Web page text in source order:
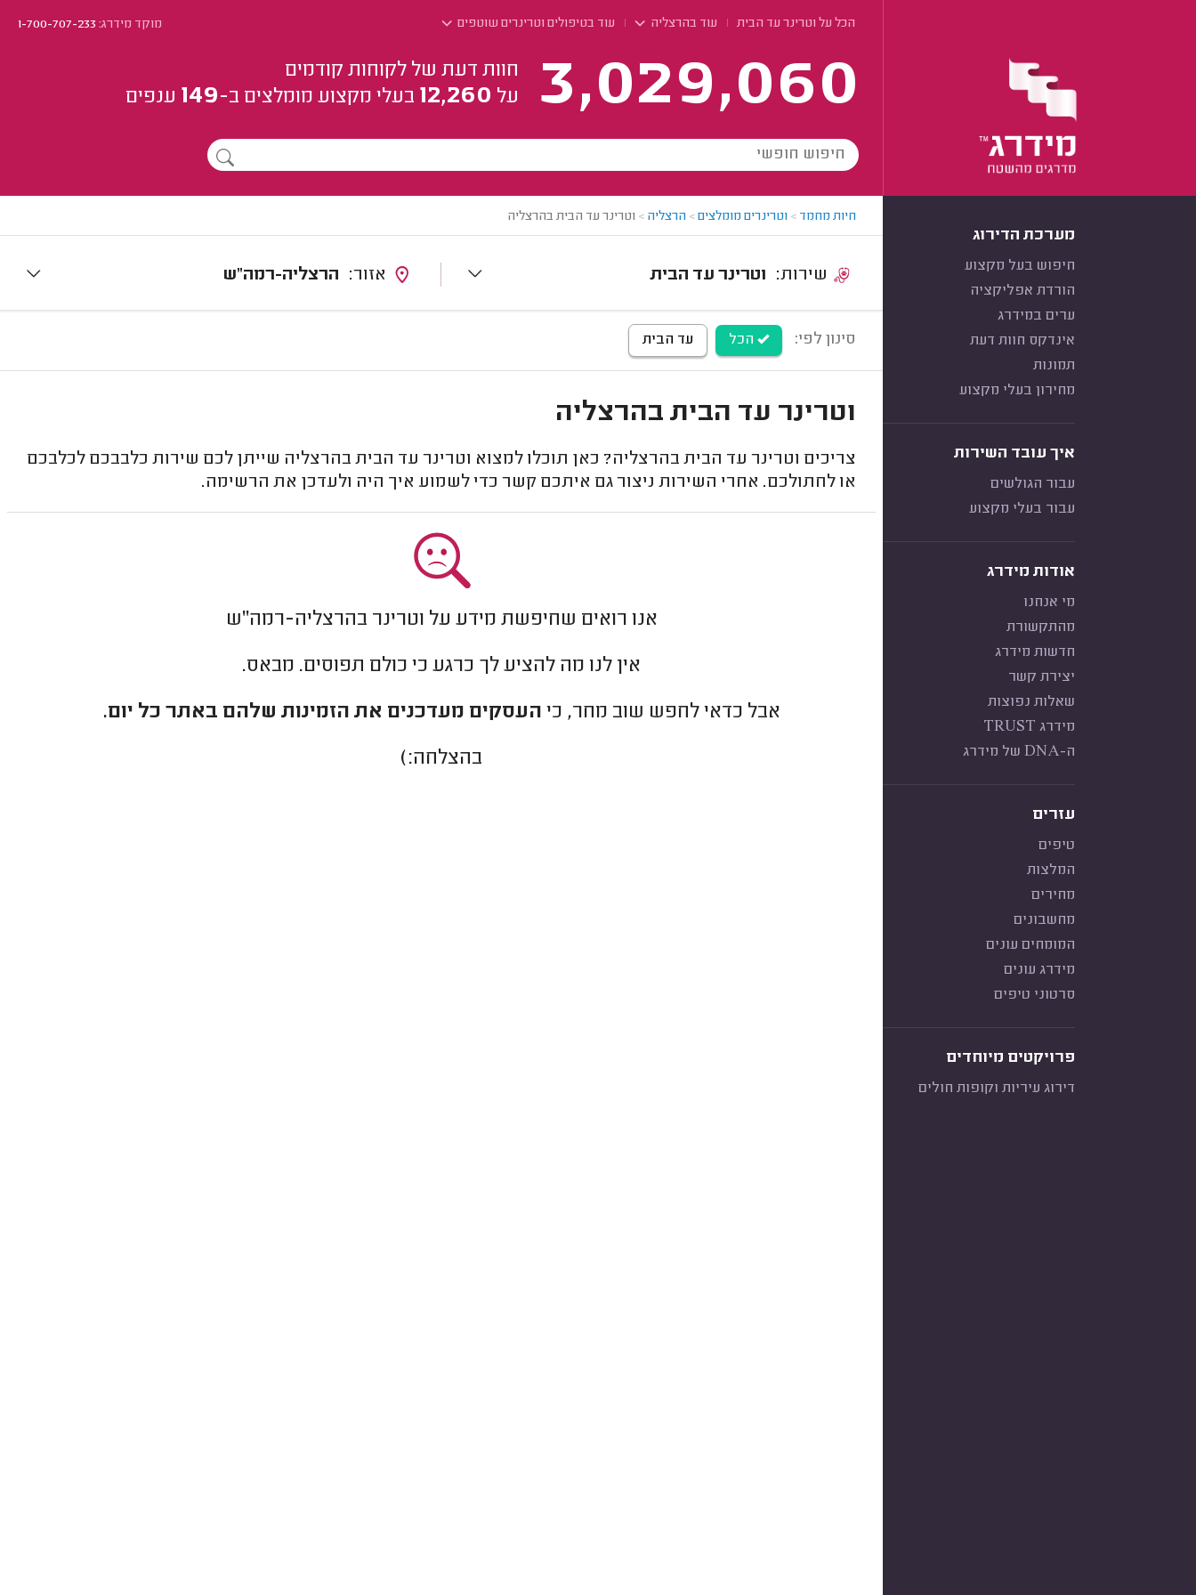
הכל על וטרינר עד הבית עוד בהרצליה עוד בטיפולים וטרינרים שוטפים מוקד מידרג:1-700-707-233
3,029,060
חוות דעת של לקוחות קודמים
על 12,260 בעלי מקצוע מומלצים ב-149 ענפים
מערכת הדירוג
חיפוש בעל מקצוע
הורדת אפליקציה
ערים במידרג
אינדקס חוות דעת
תמונות
מחירון בעלי מקצוע
איך עובד השירות
עבור הגולשים
עבור בעלי מקצוע
אודות מידרג
מי אנחנו
מהתקשורת
חדשות מידרג
יצירת קשר
שאלות נפוצות
מידרג TRUST
ה-DNA של מידרג
עזרים
טיפים
המלצות
מחירים
מחשבונים
המומחים עונים
מידרג עונים
סרטוני טיפים
פרויקטים מיוחדים
דירוג עיריות וקופות חולים
חיות מחמד > וטרינרים מומלצים> הרצליה > וטרינר עד הבית בהרצליה
וטרינר עד הבית הרצליה-רמה"ש
סינון לפי: הכל עד הבית
וטרינר עד הבית בהרצליה
צריכים וטרינר עד הבית בהרצליה? כאן תוכלו למצוא וטרינר עד הבית בהרצליה שייתן לכם שירות כלבבכם לכלבכם
או לחתולכם. אחרי השירות ניצור גם איתכם קשר כדי לשמוע איך היה ולעדכן את הרשימה.
אנו רואים שחיפשת מידע על וטרינר בהרצליה-רמה"ש
אין לנו מה להציע לך כרגע כי כולם תפוסים. מבאס.
אבל כדאי לחפש שוב מחר, כי העסקים מעדכנים את הזמינות שלהם באתר כל יום.
בהצלחה:)